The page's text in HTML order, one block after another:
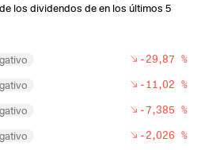
04.05.2022 6,71 %
6,44 %
6,44 %
los dividendos de en los últimos 5
-29,87 %
-11,02 %
-7,385 %
-2,026 %